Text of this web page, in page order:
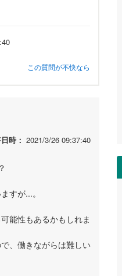
この質問が不快なら
時： 2021/3/26 09:37:40
すが...。
能性もあるかもしれま
、働きながらは難しい